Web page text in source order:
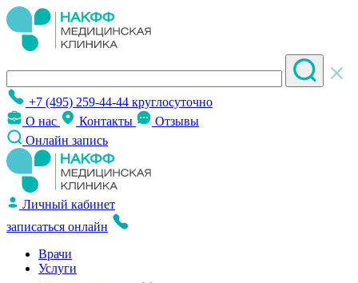
+7 (495) 259-44-44 круглосуточно
О нас
Контакты
Отзывы
Онлайн запись
Личный кабинет
записаться онлайн
Врачи
Услуги